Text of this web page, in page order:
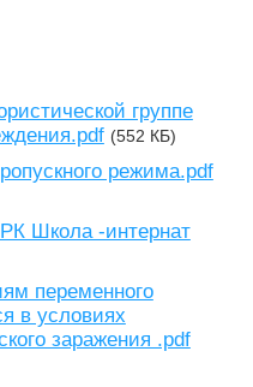
группе
(552 КБ)
режима.pdf
Школа -интернат
переменного
в условиях
заражения .pdf